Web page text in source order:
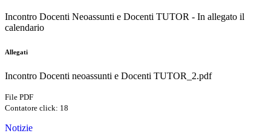
Incontro Docenti Neoassunti e Docenti TUTOR - In allegato il
calendario
Allegati
Incontro Docenti neoassunti e Docenti TUTOR_2.pdf
File PDF
Contatore click: 18
Notizie